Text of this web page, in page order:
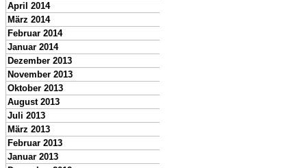
April 2014
März 2014
Februar 2014
Januar 2014
Dezember 2013
November 2013
Oktober 2013
August 2013
Juli 2013
März 2013
Februar 2013
Januar 2013